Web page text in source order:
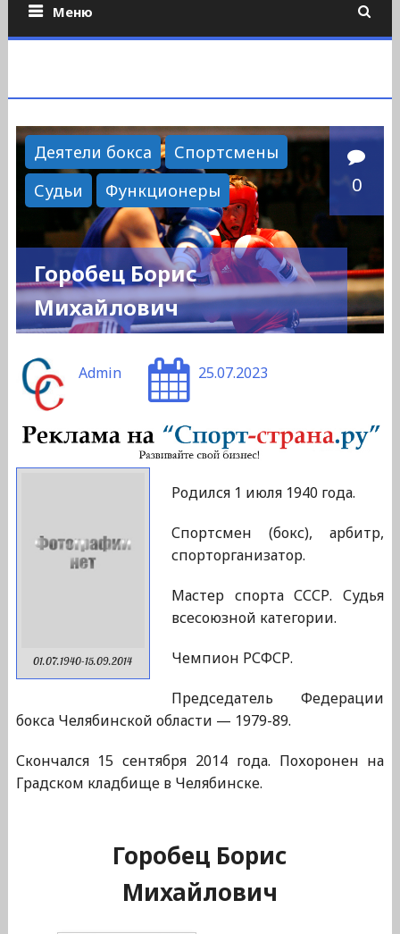
Меню
Деятели бокса
Спортсмены
Судьи
Функционеры 0
Горобец Борис
Михайлович
Admin 25.07.2023
01.07.1940-15.09.2014
Родился 1 июля 1940 года.
Спортсмен (бокс), арбитр,
спорторганизатор.
Мастер спорта СССР. Судья
всесоюзной категории.
Чемпион РСФСР.
Председатель Федерации
бокса Челябинской области — 1979-89.
Скончался 15 сентября 2014 года. Похоронен на
Градском кладбище в Челябинске.
Горобец Борис
Михайлович